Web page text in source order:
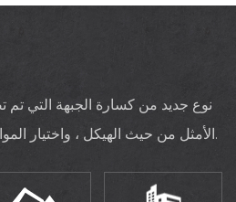
نوع جديد من كسارة الجبهة التي تم
الأمثل من حيث الهيكل ، واختيار المواد ، والعملية ، والتجميع ، إلخ.